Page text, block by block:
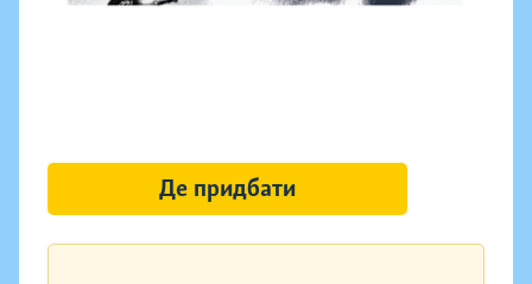
Де придбати